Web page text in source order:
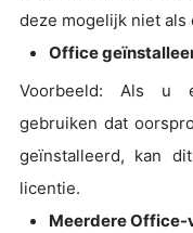
deze mogelijk niet
Office
Voorbeeld: Als u
gebruiken dat
geïnstalleerd, kan
licentie.
Meerdere